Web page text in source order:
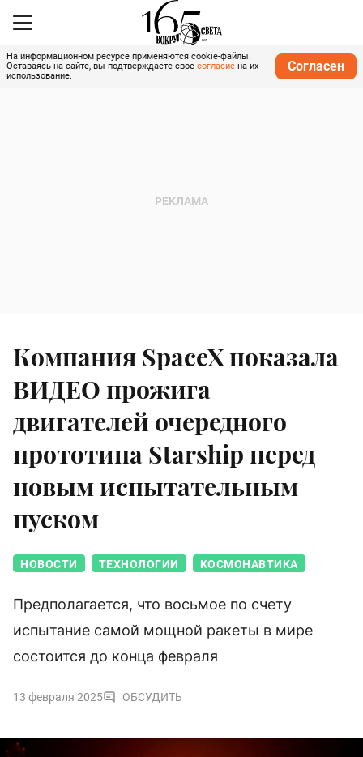
На информационном ресурсе применяются cookie-файлы.
Оставаясь на сайте, вы подтверждаете свое согласие на их
использование.
Согласен
Компания SpaceX показала
ВИДЕО прожига
двигателей очередного
прототипа Starship перед
новым испытательным
пуском
НОВОСТИ ТЕХНОЛОГИИ КОСМОНАВТИКА
Предполагается, что восьмое по счету
испытание самой мощной ракеты в мире
состоится до конца февраля
13 февраля 2025 ОБСУДИТЬ